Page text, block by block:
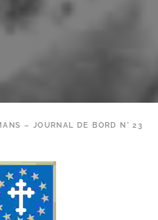
– JOURNAL DE BORD N° 23